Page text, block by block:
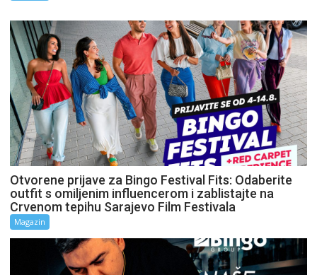
Otvorene prijave za Bingo Festival Fits: Odaberite
outfit s omiljenim influencerom i zablistajte na
Crvenom tepihu Sarajevo Film Festivala
Magazin